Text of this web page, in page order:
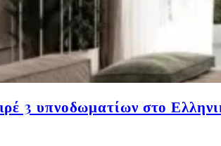
3 υπνοδωματίων στο